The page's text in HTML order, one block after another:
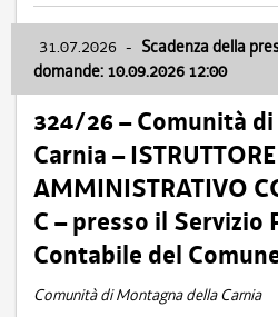
31.07.2026 - Scadenza della
domande: 10.09.2026 12:00
324/26 – Comunità
Carnia – ISTRUTTORE
AMMINISTRATIVO
C – presso il Servizio
Contabile del
Comunità di Montagna della Carnia